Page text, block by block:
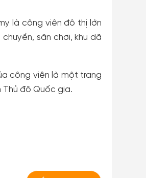
là công viên đô thị lớn
sân chơi, khu dã
công viên là một trang
đô Quốc gia.